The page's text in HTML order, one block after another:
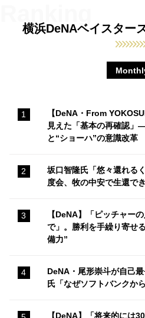
横浜DeNAベイスター
【DeNA・From
見えた「基本の再確認
と“ショーハ”の意識改革
坂口智隆氏「悠々還れる
度会、牧の中安で生還で
【DeNA】「ピッチャー
で」。勝利を手繰り寄せ
備力”
DeNA・尾形崇斗が自己
氏「なぜソフトバンクか
【DeNA】「将来的には